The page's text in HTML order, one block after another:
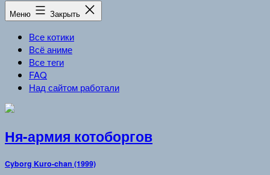
Меню Закрыть
Все котики
Всё аниме
Все теги
FAQ
Над сайтом работали
Ня-армия котоборгов
Cyborg Kuro-chan (1999)